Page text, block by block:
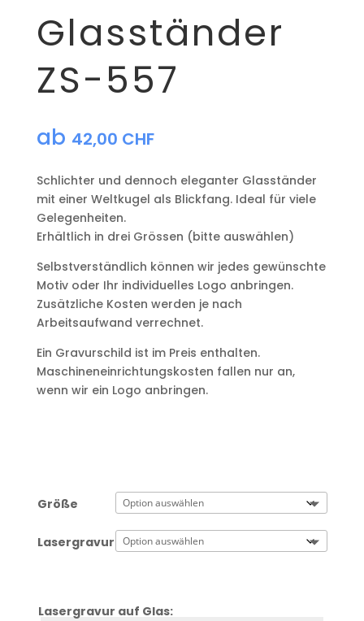
Glasständer
ZS-557
ab 42,00 CHF
Schlichter und dennoch eleganter Glasständer
mit einer Weltkugel als Blickfang. Ideal für viele
Gelegenheiten.
Erhältlich in drei Grössen (bitte auswählen)
Selbstverständlich können wir jedes gewünschte
Motiv oder Ihr individuelles Logo anbringen.
Zusätzliche Kosten werden je nach
Arbeitsaufwand verrechnet.
Ein Gravurschild ist im Preis enthalten.
Maschineneinrichtungskosten fallen nur an,
wenn wir ein Logo anbringen.
Größe
Lasergravur
Lasergravur auf Glas: